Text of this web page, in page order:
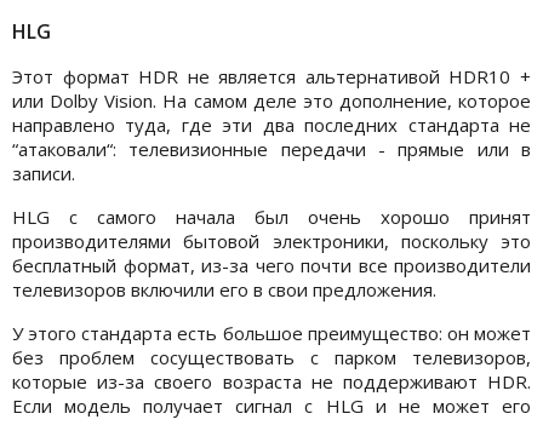
HLG
Этот формат HDR не является альтернативой HDR10 +
или Dolby Vision. На самом деле это дополнение, которое
направлено туда, где эти два последних стандарта не
“атаковали“: телевизионные передачи - прямые или в
записи.
HLG с самого начала был очень хорошо принят
производителями бытовой электроники, поскольку это
бесплатный формат, из-за чего почти все производители
телевизоров включили его в свои предложения.
У этого стандарта есть большое преимущество: он может
без проблем сосуществовать с парком телевизоров,
которые из-за своего возраста не поддерживают HDR.
Если модель получает сигнал с HLG и не может его